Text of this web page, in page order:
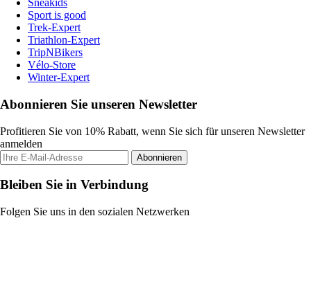
Sneakids
Sport is good
Trek-Expert
Triathlon-Expert
TripNBikers
Vélo-Store
Winter-Expert
Abonnieren Sie unseren Newsletter
Profitieren Sie von 10% Rabatt, wenn Sie sich für unseren Newsletter
anmelden
Abonnieren
Bleiben Sie in Verbindung
Folgen Sie uns in den sozialen Netzwerken